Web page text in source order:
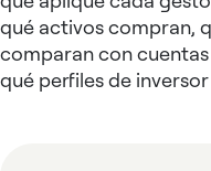
qué activos compran,
comparan con
qué perfiles de